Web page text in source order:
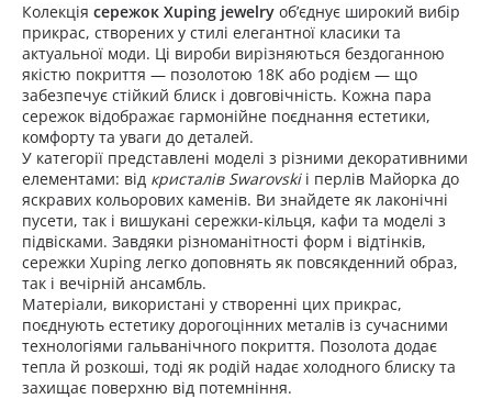
Колекція сережок Xuping jewelry об’єднує широкий вибір
прикрас, створених у стилі елегантної класики та
актуальної моди. Ці вироби вирізняються бездоганною
якістю покриття — позолотою 18К або родієм — що
забезпечує стійкий блиск і довговічність. Кожна пара
сережок відображає гармонійне поєднання естетики,
комфорту та уваги до деталей.
У категорії представлені моделі з різними декоративними
елементами: від кристалів Swarovskiі перлів Майорка до
яскравих кольорових каменів. Ви знайдете як лаконічні
пусети, так і вишукані сережки-кільця, кафи та моделі з
підвісками. Завдяки різноманітності форм і відтінків,
сережки Xuping легко доповнять як повсякденний образ,
так і вечірній ансамбль.
Матеріали, використані у створенні цих прикрас,
поєднують естетику дорогоцінних металів із сучасними
технологіями гальванічного покриття. Позолота додає
тепла й розкоші, тоді як родій надає холодного блиску та
захищає поверхню від потемніння.